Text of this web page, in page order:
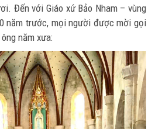
Đến với Giáo xứ Bảo Nham – vùng
năm trước, mọi người được mời gọi
năm xưa: